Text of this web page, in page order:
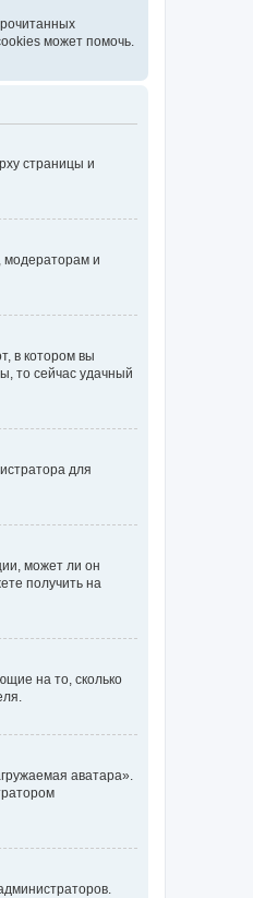
может помочь.
страницы и
модераторам и
в котором вы
то сейчас удачный
для
может ли он
получить на
на то, сколько
аватара».